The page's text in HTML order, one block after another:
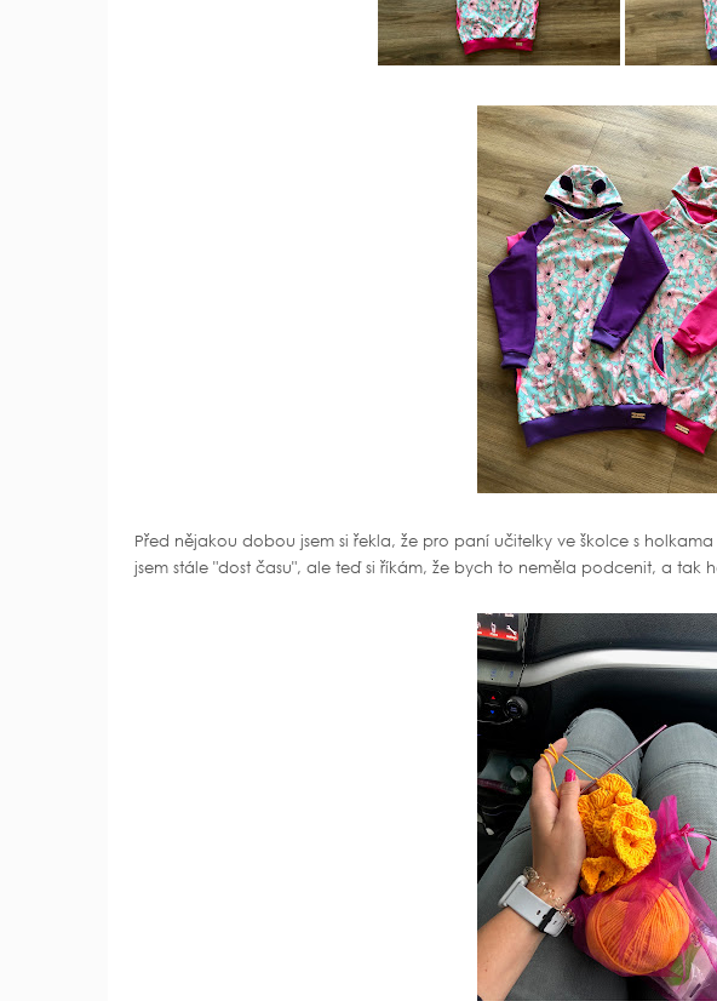
Před nějakou dobou jsem si řekla, že pro paní učitelky ve školce s
jsem stále "dost času", ale teď si říkám, že bych to neměla podcenit, a tak